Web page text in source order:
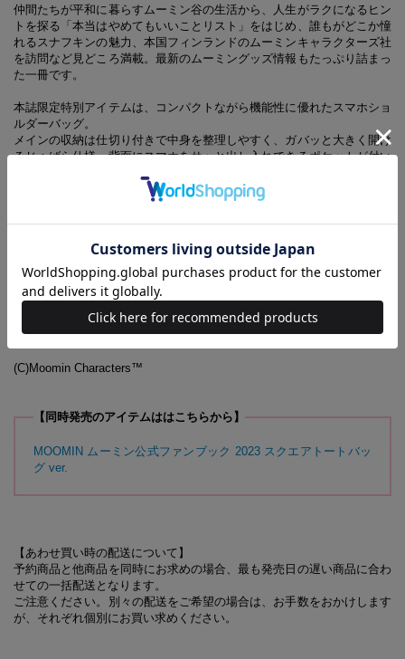
仲間たちが平和に暮らすムーミン谷の生活から、人生がラクになるヒン
トを探る「本当はやめてもいいことリスト」をはじめ、誰もがどこか憧
れるスナフキンの魅力、本国フィンランドのムーミンキャラクターズ社
を訪問など見どころ満載。最新のムーミングッズ情報もたっぷり詰まっ
た一冊です。
本誌限定特別アイテムは、コンパクトながら機能性に優れたスマホショ
ルダーバッグ。
メインの収納は仕切り付きで中身を整理しやすく、ガバッと大きく開け
るじゃばら仕様。背面にスマホをサッと出し入れできるポケットが付い
ケットが付いていて、お財布としての機能もバッチリ備えています。ミ
ニマムな見た目ながら、スマホにお札・カード・小銭、鍵やリップ、ハ
ンカチ、ティッシュなど外出に必要なものがしっかり入るので、これひ
デザインは、ブラックの生地に映えるゴールドのリトルミイの箔押しで
リッチな印象に。
大人に似合うレザー調の生地と、上品なレッドの裏地が高級感のあるか
わいさで、毎日のコーデに大活躍すること間違いなし！
(C)Moomin Characters™
【同時発売のアイテムははこちらから】
MOOMIN ムーミン公式ファンブック 2023 スクエアトートバッ
グ ver.
【あわせ買い時の配送について】
予約商品と他商品を同時にお求めの場合、最も発売日の遅い商品に合わ
せての一括配送となります。
ご注意ください。別々の配送をご希望の場合は、お手数をおかけします
が、それぞれ個別にお買い求めください。